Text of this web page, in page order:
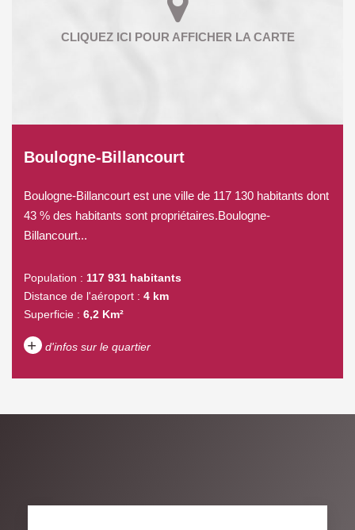
Boulogne-Billancourt
Boulogne-Billancourt est une ville de 117 130 habitants dont
43 % des habitants sont propriétaires.Boulogne-
Billancourt...
Population : 117 931 habitants
Distance de l'aéroport : 4 km
Superficie : 6,2 Km²
+ d'infos sur le quartier